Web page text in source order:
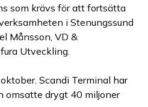
som krävs för att fortsätta
i Stenungssund
Månsson, VD &
Utveckling.
Scandi Terminal har
omsatte drygt 40 miljoner